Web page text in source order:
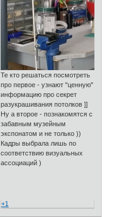
Те кто решаться посмотреть
про первое - узнают "ценную"
информацию про секрет
разукрашивания потолков ]]
Ну а второе - познакомятся с
забавным музейным
экспонатом и не только ))
Кадры выбрала лишь по
соответствию визуальных
ассоциаций )
+1